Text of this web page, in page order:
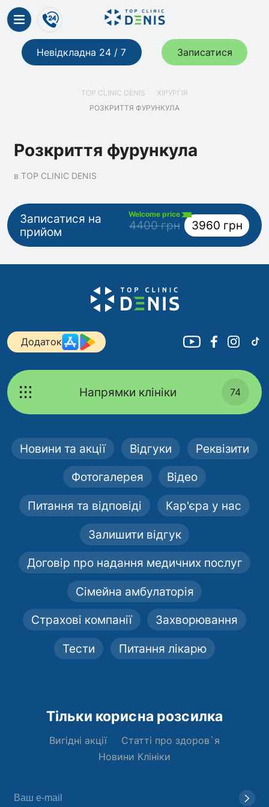
Невідкладна 24 / 7 Записатися
TOP CLINIC DENIS
ХІРУРГІЯ
РОЗКРИТТЯ ФУРУНКУЛА
Розкриття фурункула
в TOP CLINIC DENIS
Записатися на
прийом
Welcome price
4400 грн 3960 грн
Додаток
Напрямки клініки 74
Новини та акції Відгуки Реквізити
Фотогалерея Відео
Питання та відповіді Кар'єра у нас
Залишити відгук
Договір про надання медичних послуг
Сімейна амбулаторія
Страхові компанії Захворювання
Тести Питання лікарю
Тільки корисна розсилка
Вигідні акції
Статті про здоров`я
Новини Клініки